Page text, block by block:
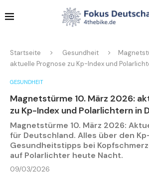
Startseite Gesundheit
aktuelle Prognose zu Kp-Index und
GESUNDHEIT
Magnetstürme 10. März 2026:
zu Kp-Index und Polarlichtern in
Magnetstürme 10. März 2026:
für Deutschland. Alles über den
Gesundheitstipps bei
auf Polarlichter heute Nacht.
09/03/2026